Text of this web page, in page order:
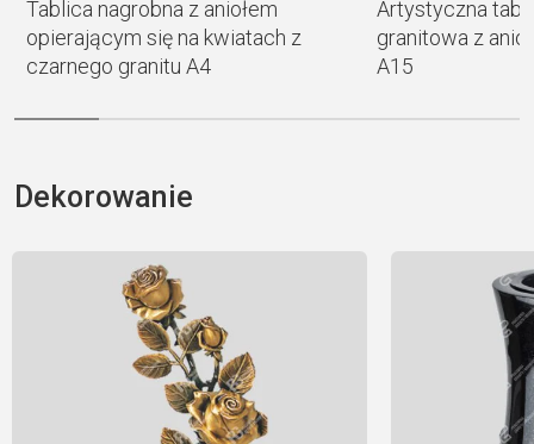
Tablica nagrobna z aniołem
opierającym się na kwiatach z
czarnego granitu A4
Artystyczna
granitowa z
A15
Dekorowanie